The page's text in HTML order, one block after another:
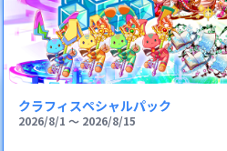
クラフィスペシャルパック
2026/8/1 〜 2026/8/15